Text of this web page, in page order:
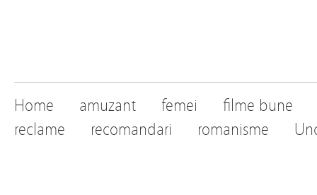
Home amuzant femei
filme bune
reclame
recomandari romanisme